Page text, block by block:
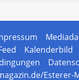
Kalenderbild
Esterer-